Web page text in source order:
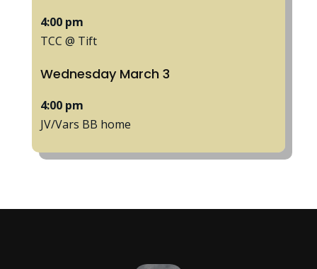
4:00 pm
TCC @ Tift
Wednesday March 3
4:00 pm
JV/Vars BB home